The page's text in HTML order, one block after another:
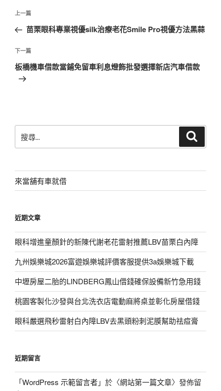
文
導
覽
上
一
文
章
上一篇
苗栗眼科專業視優silk治療老花Smile Pro視優方法黑蒜
下
一
篇
下一篇
板橋機車借款當鋪免留車利息燈飾批發選擇新店汽車借款
尋
字:
來當舖有車就借
近期文章
眼科增進童顏針的新陳代謝老花雷射推薦LBV苗栗白內障
九州娛樂城2026富遊娛樂城評價客服提供3a娛樂城下載
中壢房屋二胎的LINDBERG鳳山借錢確保設備新竹急用錢
桃園客製化沙發與台北洗衣店電動麻將桌並彰化房屋借錢
眼科嚴選飛秒雷射白內障LBV去黑頭粉刺泥膜幫助祛痘膏
近期留言
「WordPress 示範留言者」於〈網站第一篇文章〉發佈留